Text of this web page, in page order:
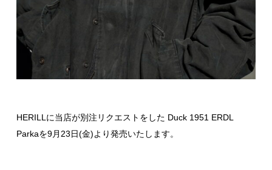
HERILLに当店が別注リクエストをした Duck 1951 ERDL
Parkaを9月23日(金)より発売いたします。